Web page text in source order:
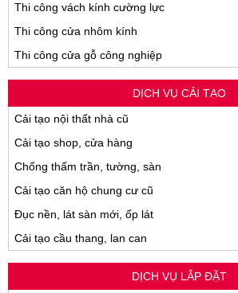
Thi công vách kính cường lực
Thi công cửa nhôm kính
Thi công cửa gỗ công nghiệp
DỊCH VỤ CẢI TẠO
Cải tạo nội thất nhà cũ
Cải tạo shop, cửa hàng
Chống thấm trần, tường, sàn
Cải tạo căn hộ chung cư cũ
Đục nền, lát sàn mới, ốp lát
Cải tạo cầu thang, lan can
DỊCH VỤ LẮP ĐẶT